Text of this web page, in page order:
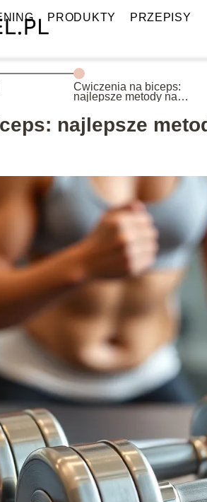
PRODUKTY PRZEPISY
Ćwiczenia na biceps:
najlepsze metody na
najlepsze